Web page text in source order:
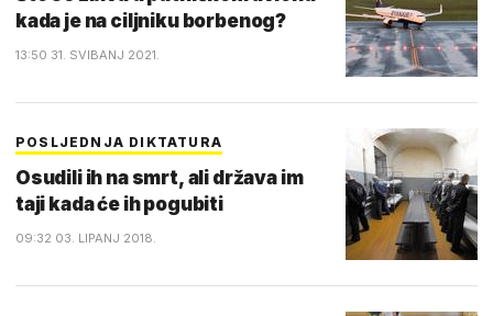
kada je na ciljniku borbenog?
13:50 31. SVIBANJ 2021.
POSLJEDNJA DIKTATURA
Osudili ih na smrt, ali država im
taji kada će ih pogubiti
09:32 03. LIPANJ 2018.